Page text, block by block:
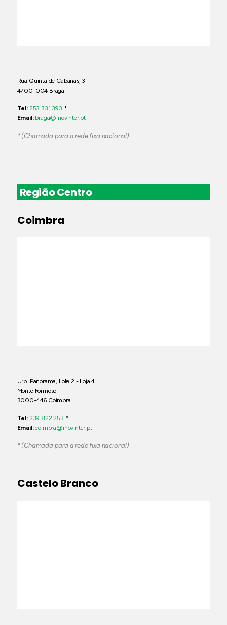
Rua Quinta de Cabanas, 3
4700-004 Braga
Tel: 253 331 393 *
Email: braga@inovinter.pt
* (Chamada para a rede fixa nacional)
Região Centro
Coimbra
Urb. Panorama, Lote 2 - Loja 4
Monte Formoso
3000-446 Coimbra
Tel: 239 822 253 *
Email: coimbra@inovinter.pt
* (Chamada para a rede fixa nacional)
Castelo Branco